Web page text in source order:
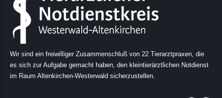
Wir sind ein freiwilliger Zusammenschluß von 22 Tierarztpraxen, die
es sich zur Aufgabe gemacht haben, den kleintierärztlichen Notdienst
im Raum Altenkirchen-Westerwald sicherzustellen.